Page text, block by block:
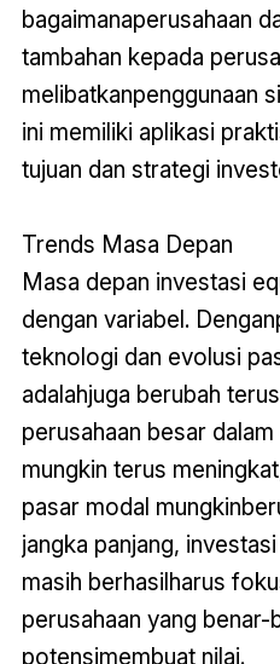
bagaimanaperusahaan
tambahan kepada
melibatkanpenggunaan
ini memiliki aplikasi
tujuan dan strategi
Trends Masa Depan
Masa depan investasi
dengan variabel.
teknologi dan evolusi
adalahjuga berubah
perusahaan besar
mungkin terus
pasar modal
jangka panjang,
masih berhasilharus
perusahaan yang benar-
potensimembuat nilai.